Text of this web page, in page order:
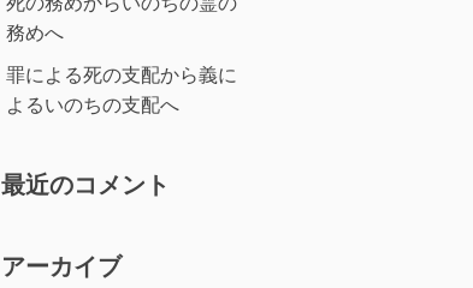
務めへ
罪による死の支配から義に
よるいのちの支配へ
最近のコメント
アーカイブ